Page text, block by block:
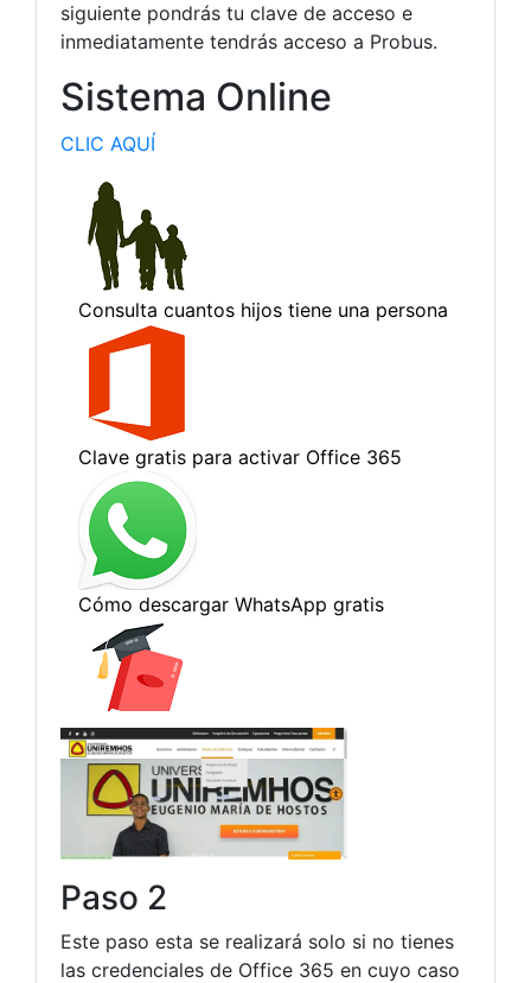
siguiente pondrás tu clave de acceso e
inmediatamente tendrás acceso a Probus.
Sistema Online
CLIC AQUÍ
Paso 2
Este paso esta se realizará solo si no tienes
las credenciales de Office 365 en cuyo caso